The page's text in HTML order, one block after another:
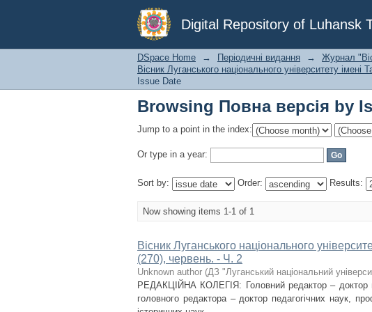
Digital Repository of Luhansk
Browsing Повна версія by
DSpace Home → Періодичні видання → Журнал
Вісник Луганського національного університету
Issue Date
Browsing Повна версія by
Jump to a point in the index:
Or type in a year:
Sort by: Order: Results:
Now showing items 1-1 of 1
Вісник Луганського національного
(270), червень. - Ч. 2
Unknown author (ДЗ "Луганський національний
РЕДАКЦІЙНА КОЛЕГІЯ: Головний редактор – доктор
головного редактора – доктор педагогічних наук,